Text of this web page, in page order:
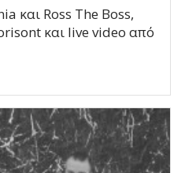
και Ross The Boss,
και live video από